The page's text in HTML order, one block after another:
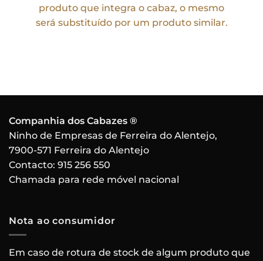
produto que integra o cabaz, o mesmo
será substituído por um produto similar.
Companhia dos Cabazes ®
Ninho de Empresas de Ferreira do Alentejo,
7900-571 Ferreira do Alentejo
Contacto: 915 256 550
Chamada para rede móvel nacional
Nota ao consumidor
Em caso de rotura de stock de algum produto que